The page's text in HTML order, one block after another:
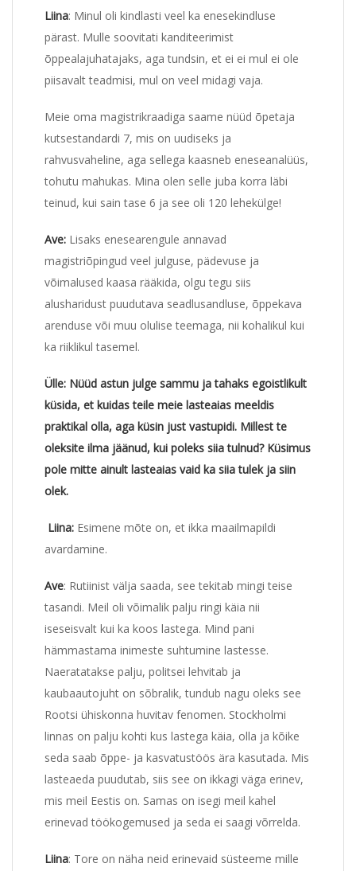
Liina: Minul oli kindlasti veel ka enesekindluse
pärast. Mulle soovitati kanditeerimist
õppealajuhatajaks, aga tundsin, et ei ei mul ei ole
piisavalt teadmisi, mul on veel midagi vaja.
Meie oma magistrikraadiga saame nüüd õpetaja
kutsestandardi 7, mis on uudiseks ja
rahvusvaheline, aga sellega kaasneb eneseanalüüs,
tohutu mahukas. Mina olen selle juba korra läbi
teinud, kui sain tase 6 ja see oli 120 lehekülge!
Ave: Lisaks enesearengule annavad
magistriõpingud veel julguse, pädevuse ja
võimalused kaasa rääkida, olgu tegu siis
alusharidust puudutava seadlusandluse, õppekava
arenduse või muu olulise teemaga, nii kohalikul kui
ka riiklikul tasemel.
Ülle: Nüüd astun julge sammu ja tahaks egoistlikult
küsida, et kuidas teile meie lasteaias meeldis
praktikal olla, aga küsin just vastupidi. Millest te
oleksite ilma jäänud, kui poleks siia tulnud? Küsimus
pole mitte ainult lasteaias vaid ka siia tulek ja siin
olek.
Liina: Esimene mõte on, et ikka maailmapildi
avardamine.
Ave: Rutiinist välja saada, see tekitab mingi teise
tasandi. Meil oli võimalik palju ringi käia nii
iseseisvalt kui ka koos lastega. Mind pani
hämmastama inimeste suhtumine lastesse.
Naeratatakse palju, politsei lehvitab ja
kaubaautojuht on sõbralik, tundub nagu oleks see
Rootsi ühiskonna huvitav fenomen. Stockholmi
linnas on palju kohti kus lastega käia, olla ja kõike
seda saab õppe- ja kasvatustöös ära kasutada. Mis
lasteaeda puudutab, siis see on ikkagi väga erinev,
mis meil Eestis on. Samas on isegi meil kahel
erinevad töökogemused ja seda ei saagi võrrelda.
Liina: Tore on näha neid erinevaid süsteeme mille